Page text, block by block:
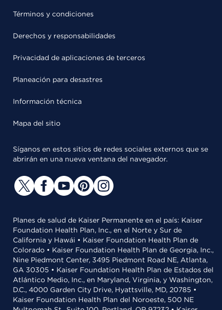
Términos y condiciones
Derechos y responsabilidades
Privacidad de aplicaciones de terceros
Planeación para desastres
Información técnica
Mapa del sitio
Síganos en estos sitios de redes sociales externos que se
abrirán en una nueva ventana del navegador.
Planes de salud de Kaiser Permanente en el país: Kaiser
Foundation Health Plan, Inc., en el Norte y Sur de
California y Hawái • Kaiser Foundation Health Plan de
Colorado • Kaiser Foundation Health Plan de Georgia, Inc.,
Nine Piedmont Center, 3495 Piedmont Road NE, Atlanta,
GA 30305 • Kaiser Foundation Health Plan de Estados del
Atlántico Medio, Inc., en Maryland, Virginia, y Washington,
D.C., 4000 Garden City Drive, Hyattsville, MD, 20785 •
Kaiser Foundation Health Plan del Noroeste, 500 NE